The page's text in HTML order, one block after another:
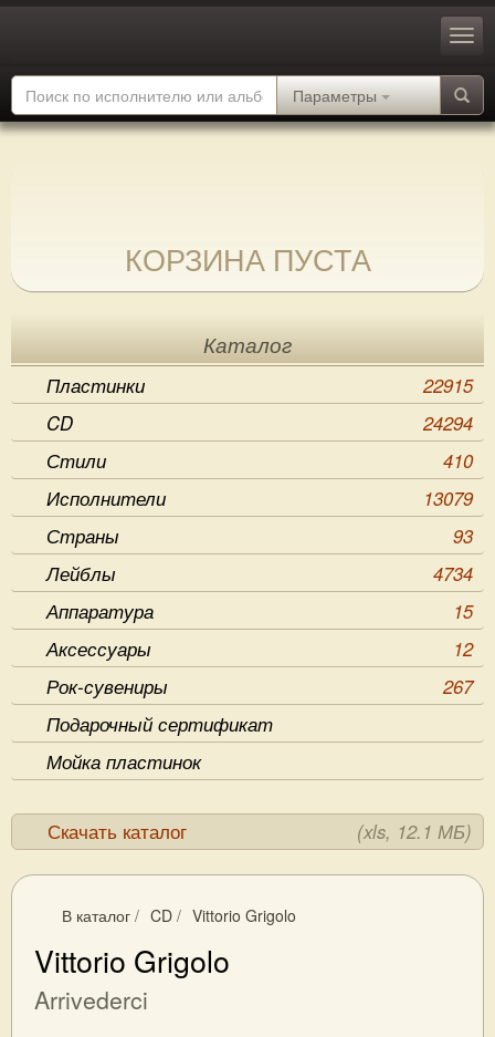
Параметры
КОРЗИНА ПУСТА
Каталог
Пластинки
22915
CD
24294
Стили
410
Исполнители
13079
Страны
93
Лейблы
4734
Аппаратура
15
Аксессуары
12
Рок-сувениры
267
Подарочный сертификат
Мойка пластинок
Скачать каталог (xls, 12.1 МБ)
В каталог / CD / Vittorio Grigolo
Vittorio Grigolo
Arrivederci